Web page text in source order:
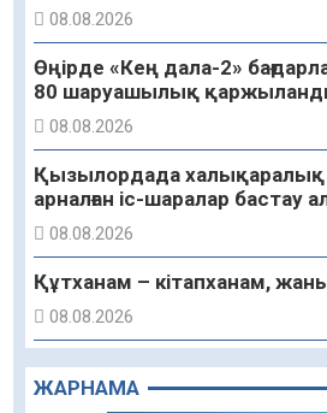
08.08.2026
Өңірде «Кең дала-2»
80 шаруашылық
08.08.2026
Қызылордада халықаралық
арналған іс-шаралар бастау
08.08.2026
Құтханам – кітапханам,
08.08.2026
Құрылыс қарқыны – қала
08.08.2026
ЖАРНАМА